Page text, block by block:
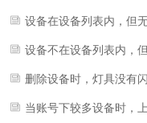
设备在设备列表内，但
设备不在设备列表内，
删除设备时，灯具没有
当账号下较多设备时，